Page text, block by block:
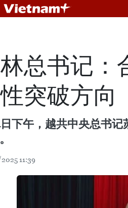
总书记：
突破方向
下午，越共中央总书
11:39